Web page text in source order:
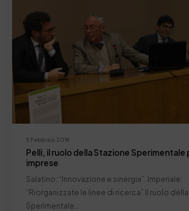
5 Febbraio 2018
Pelli, il ruolo della Stazione Sperimentale
imprese
Salatino: “Innovazione e sinergia”. Imperiale:
“Riorganizzate le linee di ricerca” Il ruolo
Sperimentale…